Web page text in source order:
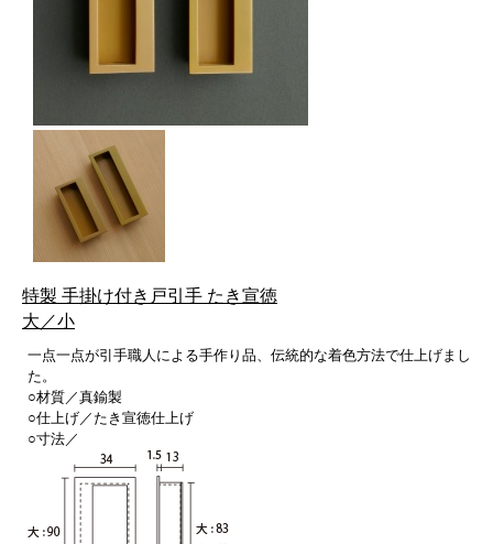
特製 手掛け付き戸引手 たき宣徳
大／小
一点一点が引手職人による手作り品、伝統的な着色方法で仕上げまし
た。
○材質／真鍮製
○仕上げ／たき宣徳仕上げ
○寸法／